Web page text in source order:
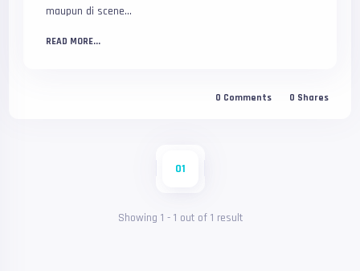
maupun di scene...
READ MORE...
0 Comments 0 Shares
01
Showing 1 - 1 out of 1 result